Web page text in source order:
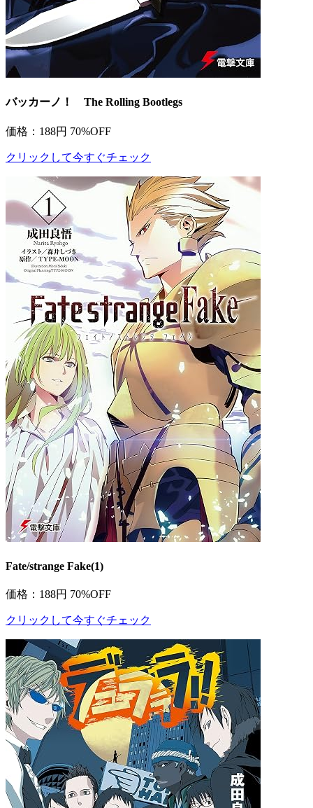
バッカーノ！ The Rolling Bootlegs
価格：188円 70%OFF
クリックして今すぐチェック
Fate/strange Fake(1)
価格：188円 70%OFF
クリックして今すぐチェック